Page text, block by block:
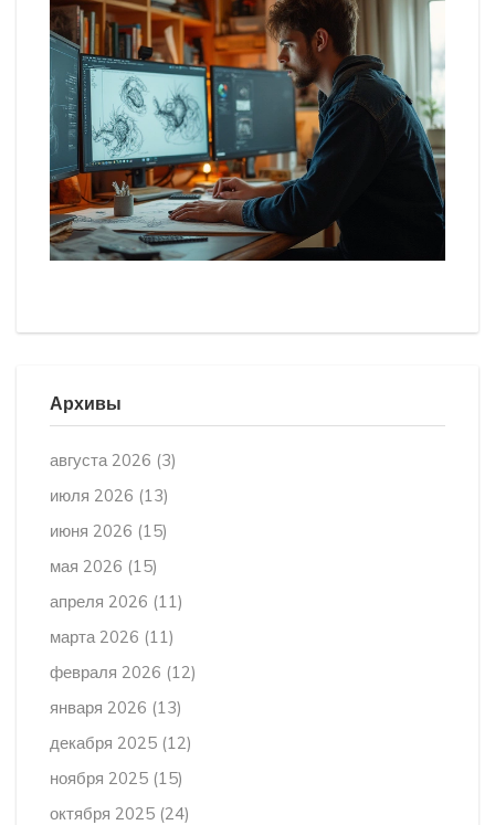
Архивы
августа 2026 (3)
июля 2026 (13)
июня 2026 (15)
мая 2026 (15)
апреля 2026 (11)
марта 2026 (11)
февраля 2026 (12)
января 2026 (13)
декабря 2025 (12)
ноября 2025 (15)
октября 2025 (24)